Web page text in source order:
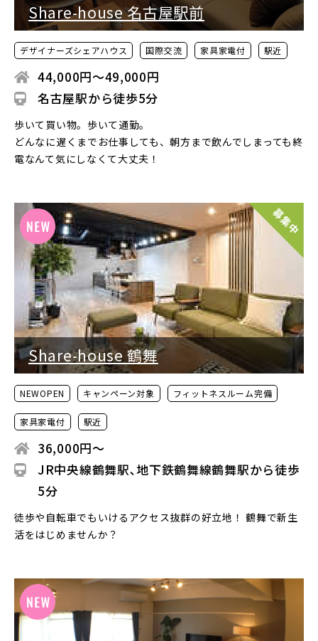
Share-house 名古屋駅前
デザイナーズシェアハウス 国際交流 家具家電付 駅近
44,000円〜49,000円
名古屋駅から徒歩5分
歩いて買い物。歩いて通勤。
どんなに遅くまでお仕事しても、朝方まで飲んでしまっても終
電なんて気にしなくて大丈夫！
Share-house 鶴舞
NEWOPEN キャンペーン対象 フィットネスルーム完備
家具家電付 駅近
36,000円〜
JR中央線鶴舞駅､地下鉄鶴舞線鶴舞駅から徒歩
5分
徒歩や自転車でもいけるアクセス抜群の好立地！ 鶴舞で新生
活をはじめませんか？